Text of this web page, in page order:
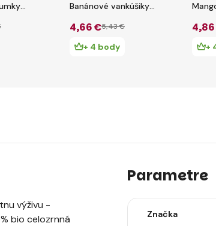
Banánové vankúšiky
4,66 €5,43 €
+ 4 body
4
+
výživu -
bio celozrnná
Parametre
Značka